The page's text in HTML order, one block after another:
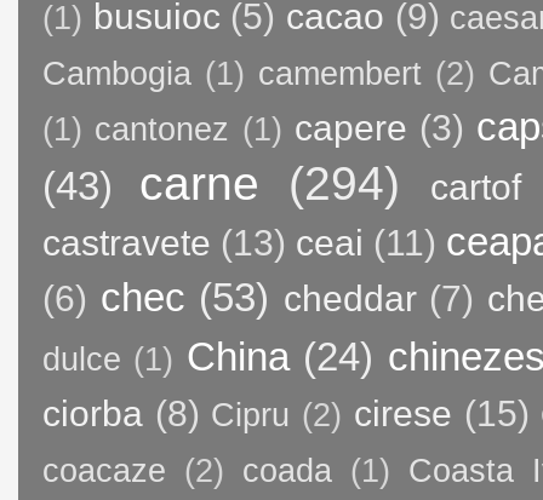
(1) busuioc (5) cacao (9)
Cambogia (1) camembert (2)
(1) cantonez (1) capere (3)
(43)
carne (294)
cartof
castravete (13) ceai (11)
(6) chec (53) cheddar (7)
dulce (1) China (24)
ciorba (8) Cipru (2) cirese (15)
coacaze (2) coada (1) Coasta